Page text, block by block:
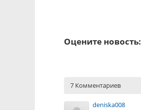
Оцените новость:
7 Комментариев
deniska008